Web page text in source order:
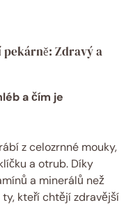
pekárně: Zdravý a
a čím je
z celozrnné mouky,
a otrub. Díky
a minerálů než
kteří chtějí zdravější